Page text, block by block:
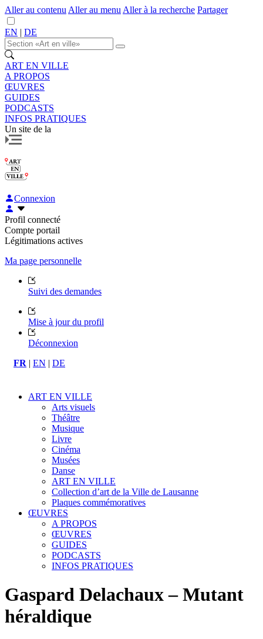
Aller au contenu Aller au menu Aller à la recherche Partager
EN | DE
ART EN VILLE
A PROPOS
ŒUVRES
GUIDES
PODCASTS
INFOS PRATIQUES
Un site de la
Connexion
Profil connecté
Compte portail
Légitimations actives
Ma page personnelle
Suivi des demandes
Mise à jour du profil
Déconnexion
FR | EN | DE
ART EN VILLE
Arts visuels
Théâtre
Musique
Livre
Cinéma
Musées
Danse
ART EN VILLE
Collection d’art de la Ville de Lausanne
Plaques commémoratives
ŒUVRES
A PROPOS
ŒUVRES
GUIDES
PODCASTS
INFOS PRATIQUES
Gaspard Delachaux – Mutant
héraldique